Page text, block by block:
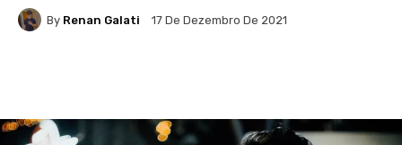
By Renan Galati 17 De Dezembro De 2021